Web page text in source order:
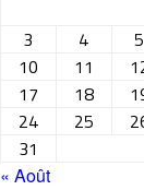
3
4 5
10
11
17
18
24
25
31
« Août